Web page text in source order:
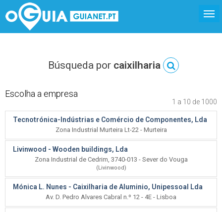
Búsqueda por caixilharia
Escolha a empresa
1 a 10 de 1000
Tecnotrónica-Indústrias e Comércio de Componentes, Lda
Zona Industrial Murteira Lt-22 - Murteira
Livinwood - Wooden buildings, Lda
Zona Industrial de Cedrim, 3740-013 - Sever do Vouga
(Livinwood)
Mónica L. Nunes - Caixilharia de Aluminio, Unipessoal Lda
Av. D. Pedro Alvares Cabral n.º 12 - 4E - Lisboa